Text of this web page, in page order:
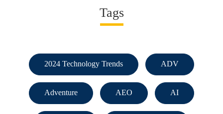
Tags
2024 Technology Trends ADV
Adventure AEO AI